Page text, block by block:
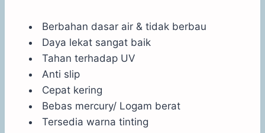
Berbahan dasar air & tidak berbau
Daya lekat sangat baik
Tahan terhadap UV
Anti slip
Cepat kering
Bebas mercury/ Logam berat
Tersedia warna tinting